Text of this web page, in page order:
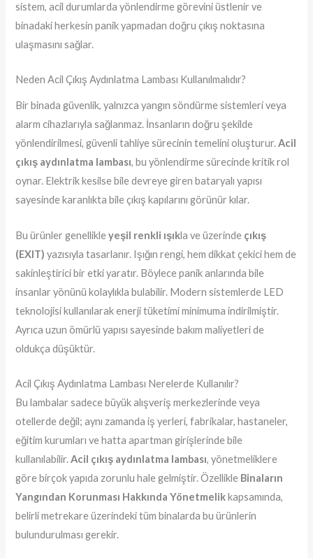
sistem, acil durumlarda yönlendirme görevini üstlenir ve
binadaki herkesin panik yapmadan doğru çıkış noktasına
ulaşmasını sağlar.
Neden Acil Çıkış Aydınlatma Lambası Kullanılmalıdır?
Bir binada güvenlik, yalnızca yangın söndürme sistemleri veya
alarm cihazlarıyla sağlanmaz. İnsanların doğru şekilde
yönlendirilmesi, güvenli tahliye sürecinin temelini oluşturur.Acil
çıkış aydınlatma lambası, bu yönlendirme sürecinde kritik rol
oynar. Elektrik kesilse bile devreye giren bataryalı yapısı
sayesinde karanlıkta bile çıkış kapılarını görünür kılar.
Bu ürünler genellikleyeşil renkli ışıkla ve üzerinde çıkış
(EXIT) yazısıyla tasarlanır. Işığın rengi, hem dikkat çekici hem de
sakinleştirici bir etki yaratır. Böylece panik anlarında bile
insanlar yönünü kolaylıkla bulabilir. Modern sistemlerde LED
teknolojisi kullanılarak enerji tüketimi minimuma indirilmiştir.
Ayrıca uzun ömürlü yapısı sayesinde bakım maliyetleri de
oldukça düşüktür.
Acil Çıkış Aydınlatma Lambası Nerelerde Kullanılır?
Bu lambalar sadece büyük alışveriş merkezlerinde veya
otellerde değil; aynı zamanda iş yerleri, fabrikalar, hastaneler,
eğitim kurumları ve hatta apartman girişlerinde bile
kullanılabilir.Acil çıkış aydınlatma lambası, yönetmeliklere
göre birçok yapıda zorunlu hale gelmiştir. Özellikle Binaların
Yangından Korunması Hakkında Yönetmelikkapsamında,
belirli metrekare üzerindeki tüm binalarda bu ürünlerin
bulundurulması gerekir.